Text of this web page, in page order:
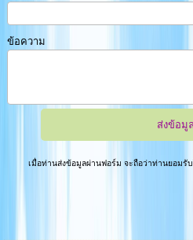
ข้อความ
เมื่อท่านส่งข้อมูลผ่านฟอร์ม จะถือว่าท่านยอมรั